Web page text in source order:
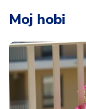
Moj hobi